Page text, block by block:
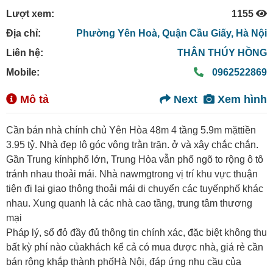
Lượt xem:
1155
Địa chỉ:
Phường Yên Hoà, Quận Cầu Giấy, Hà Nội
Liên hệ:
THÂN THÚY HỒNG
Mobile:
0962522869
Mô tả Xem hình
Next
Cần bán nhà chính chủ Yên Hòa 48m 4 tầng 5.9m mặttiền
3.95 tỷ. Nhà đẹp lô góc vông trằn trặn. ở và xây chắc chắn.
Gần Trung kínhphố lớn, Trung Hòa vẫn phố ngõ to rộng ô tô
tránh nhau thoải mái. Nhà nawmgtrong vị trí khu vực thuận
tiện đi lại giao thông thoải mái di chuyển các tuyếnphố khác
nhau. Xung quanh là các nhà cao tầng, trung tâm thương
mại
Pháp lý, sổ đỏ đầy đủ thông tin chính xác, đặc biệt không thu
bất kỳ phí nào củakhách kể cả có mua được nhà, giá rẻ cần
bán rộng khắp thành phốHà Nội, đáp ứng nhu cầu của